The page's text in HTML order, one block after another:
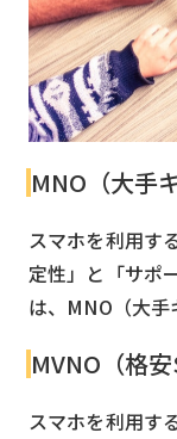
MNO（大手
スマホを利用す
定性」と「サポ
は、MNO（大手
MVNO（格
スマホを利用す